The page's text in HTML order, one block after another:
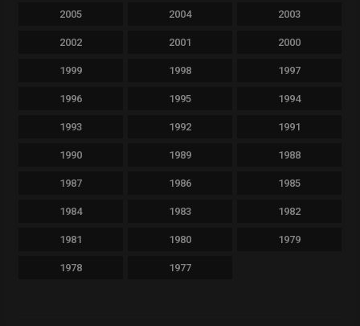
2005 2004 2003
2002 2001 2000
1999 1998 1997
1996 1995 1994
1993 1992 1991
1990 1989 1988
1987 1986 1985
1984 1983 1982
1981 1980 1979
1978 1977